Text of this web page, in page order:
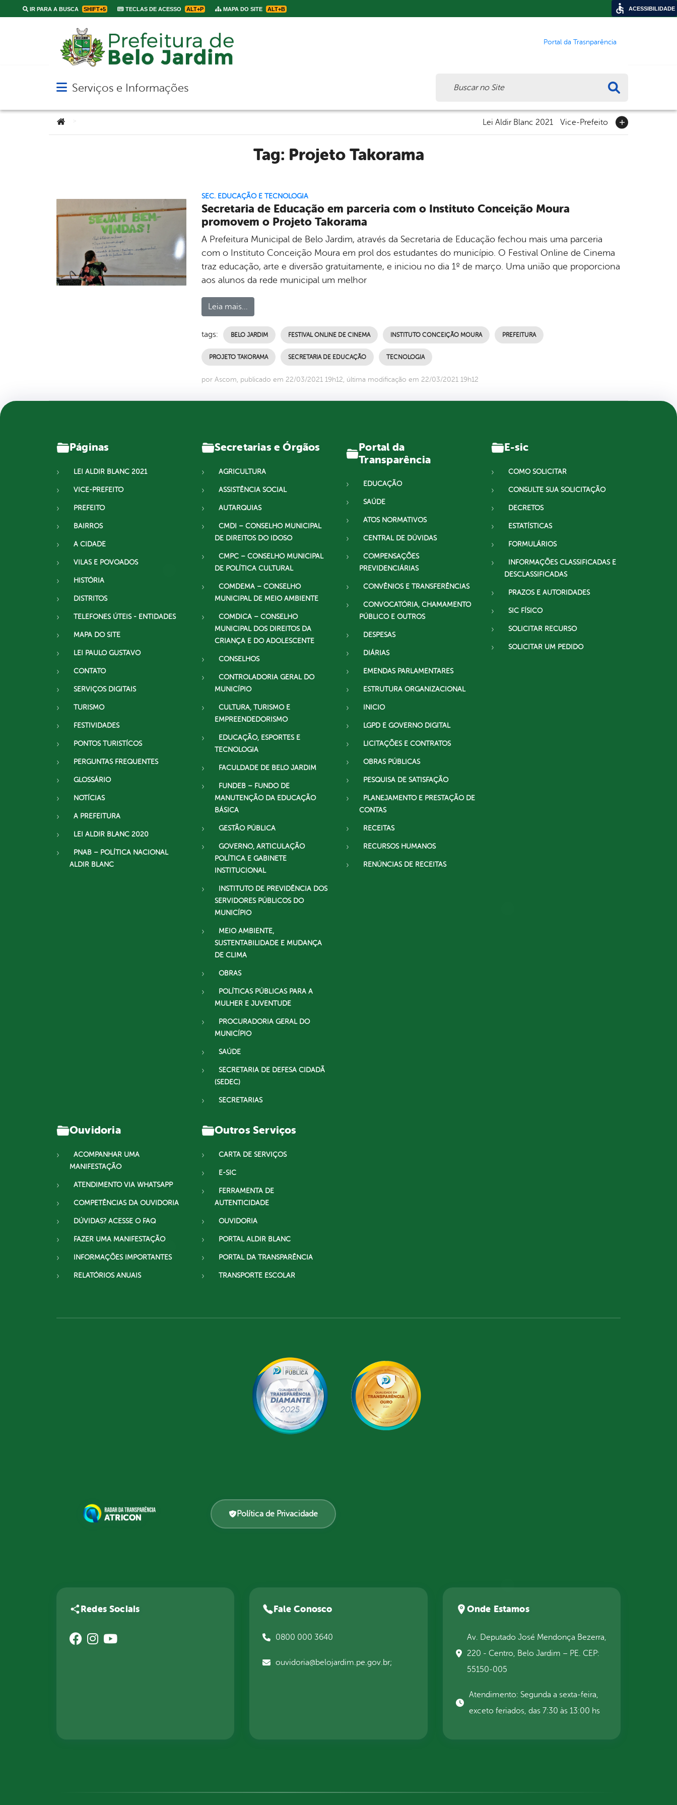
IR PARA A BUSCA SHIFT+5 TECLAS DE ACESSO ALT+P MAPA DO SITE ALT+B
Portal da Trasnparência
Abrir menu principal de navegação
Serviços e Informações
Você está aqui: Lei Aldir Blanc 2021 Vice-Prefeito
Tag: Projeto Takorama
SEC. EDUCAÇÃO E TECNOLOGIA
Secretaria de Educação em parceria com o Instituto Conceição Moura
promovem o Projeto Takorama
A Prefeitura Municipal de Belo Jardim, através da Secretaria de Educação fechou mais uma parceria
com o Instituto Conceição Moura em prol dos estudantes do município. O Festival Online de Cinema
traz educação, arte e diversão gratuitamente, e iniciou no dia 1º de março. Uma união que proporciona
aos alunos da rede municipal um melhor
Leia mais...
tags: BELO JARDIM FESTIVAL ONLINE DE CINEMA INSTITUTO CONCEIÇÃO MOURA PREFEITURA
PROJETO TAKORAMA SECRETARIA DE EDUCAÇÃO TECNOLOGIA
por Ascom, publicado em 22/03/2021 19h12, última modificação em 22/03/2021 19h12
Páginas
LEI ALDIR BLANC 2021
VICE-PREFEITO
PREFEITO
BAIRROS
A CIDADE
VILAS E POVOADOS
HISTÓRIA
DISTRITOS
TELEFONES ÚTEIS - ENTIDADES
MAPA DO SITE
LEI PAULO GUSTAVO
CONTATO
SERVIÇOS DIGITAIS
TURISMO
FESTIVIDADES
PONTOS TURISTÍCOS
PERGUNTAS FREQUENTES
GLOSSÁRIO
NOTÍCIAS
A PREFEITURA
LEI ALDIR BLANC 2020
PNAB – POLÍTICA NACIONAL
ALDIR BLANC
Secretarias e Órgãos
AGRICULTURA
ASSISTÊNCIA SOCIAL
AUTARQUIAS
CMDI – CONSELHO MUNICIPAL
DE DIREITOS DO IDOSO
CMPC – CONSELHO MUNICIPAL
DE POLÍTICA CULTURAL
COMDEMA – CONSELHO
MUNICIPAL DE MEIO AMBIENTE
COMDICA – CONSELHO
MUNICIPAL DOS DIREITOS DA
CRIANÇA E DO ADOLESCENTE
CONSELHOS
CONTROLADORIA GERAL DO
MUNICÍPIO
CULTURA, TURISMO E
EMPREENDEDORISMO
EDUCAÇÃO, ESPORTES E
TECNOLOGIA
FACULDADE DE BELO JARDIM
FUNDEB – FUNDO DE
MANUTENÇÃO DA EDUCAÇÃO
BÁSICA
GESTÃO PÚBLICA
GOVERNO, ARTICULAÇÃO
POLÍTICA E GABINETE
INSTITUCIONAL
INSTITUTO DE PREVIDÊNCIA DOS
SERVIDORES PÚBLICOS DO
MUNICÍPIO
MEIO AMBIENTE,
SUSTENTABILIDADE E MUDANÇA
DE CLIMA
OBRAS
POLÍTICAS PÚBLICAS PARA A
MULHER E JUVENTUDE
PROCURADORIA GERAL DO
MUNICÍPIO
SAÚDE
SECRETARIA DE DEFESA CIDADÃ
(SEDEC)
SECRETARIAS
Portal da
Transparência
EDUCAÇÃO
SAÚDE
ATOS NORMATIVOS
CENTRAL DE DÚVIDAS
COMPENSAÇÕES
PREVIDENCIÁRIAS
CONVÊNIOS E TRANSFERÊNCIAS
CONVOCATÓRIA, CHAMAMENTO
PÚBLICO E OUTROS
DESPESAS
DIÁRIAS
EMENDAS PARLAMENTARES
ESTRUTURA ORGANIZACIONAL
INICIO
LGPD E GOVERNO DIGITAL
LICITAÇÕES E CONTRATOS
OBRAS PÚBLICAS
PESQUISA DE SATISFAÇÃO
PLANEJAMENTO E PRESTAÇÃO DE
CONTAS
RECEITAS
RECURSOS HUMANOS
RENÚNCIAS DE RECEITAS
E-sic
COMO SOLICITAR
CONSULTE SUA SOLICITAÇÃO
DECRETOS
ESTATÍSTICAS
FORMULÁRIOS
INFORMAÇÕES CLASSIFICADAS E
DESCLASSIFICADAS
PRAZOS E AUTORIDADES
SIC FÍSICO
SOLICITAR RECURSO
SOLICITAR UM PEDIDO
Ouvidoria
ACOMPANHAR UMA
MANIFESTAÇÃO
ATENDIMENTO VIA WHATSAPP
COMPETÊNCIAS DA OUVIDORIA
DÚVIDAS? ACESSE O FAQ
FAZER UMA MANIFESTAÇÃO
INFORMAÇÕES IMPORTANTES
RELATÓRIOS ANUAIS
Outros Serviços
CARTA DE SERVIÇOS
E-SIC
FERRAMENTA DE
AUTENTICIDADE
OUVIDORIA
PORTAL ALDIR BLANC
PORTAL DA TRANSPARÊNCIA
TRANSPORTE ESCOLAR
Política de Privacidade
Redes Sociais Fale Conosco
0800 000 3640
ouvidoria@belojardim.pe.gov.br;
Onde Estamos
Av. Deputado José Mendonça Bezerra,
220 - Centro, Belo Jardim – PE. CEP:
55150-005
Atendimento: Segunda a sexta-feira,
exceto feriados, das 7:30 às 13:00 hs
ACESSIBILIDADE